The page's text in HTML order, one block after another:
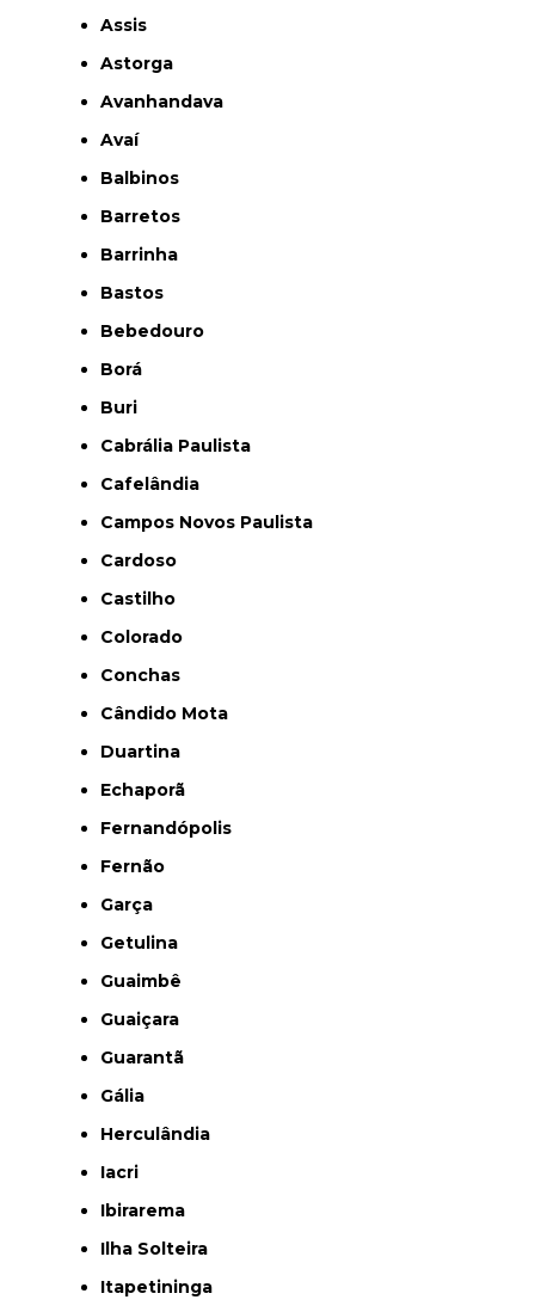
Assis
Astorga
Avanhandava
Avaí
Balbinos
Barretos
Barrinha
Bastos
Bebedouro
Borá
Buri
Cabrália Paulista
Cafelândia
Campos Novos Paulista
Cardoso
Castilho
Colorado
Conchas
Cândido Mota
Duartina
Echaporã
Fernandópolis
Fernão
Garça
Getulina
Guaimbê
Guaiçara
Guarantã
Gália
Herculândia
Iacri
Ibirarema
Ilha Solteira
Itapetininga